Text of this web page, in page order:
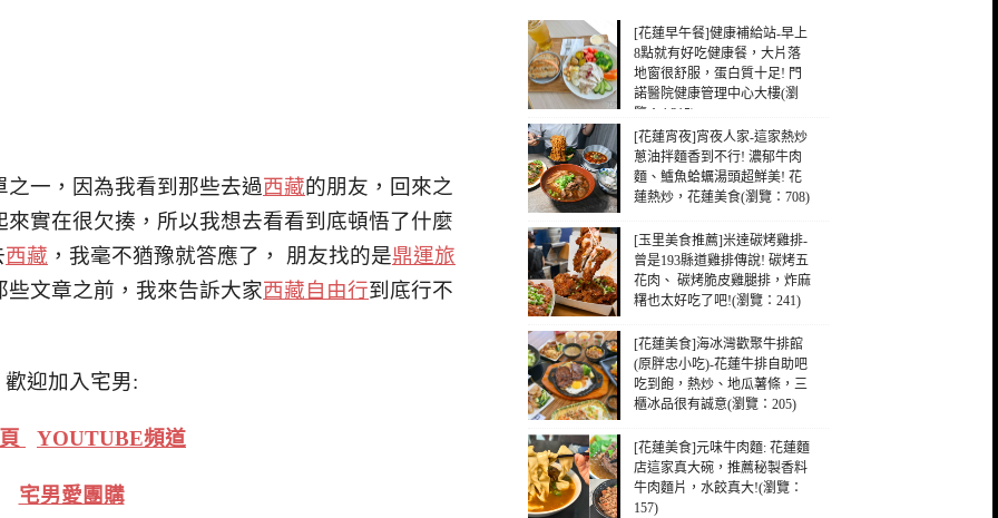
之一，因為我看到那些去過西藏的朋友，回來之
實在很欠揍，所以我想去看看到底頓悟了什麼
西藏 ，我毫不猶豫就答應了， 朋友找的是鼎運旅
些文章之前，我來告訴大家西藏自由行到底行不
歡迎加入宅男:
YOUTUBE頻道
宅男愛團購
[花蓮早午餐]健康補給站-早上
8點就有好吃健康餐，大片落
地窗很舒服，蛋白質十足! 門
諾醫院健康管理中心大樓(瀏
覽：4,315)
[花蓮宵夜]宵夜人家-這家熱炒
蔥油拌麵香到不行! 濃郁牛肉
麵、鱸魚蛤蠣湯頭超鮮美! 花
蓮熱炒，花蓮美食(瀏覽：708)
[玉里美食推薦]米達碳烤雞排-
曾是193縣道雞排傳說! 碳烤五
花肉、 碳烤脆皮雞腿排，炸麻
糬也太好吃了吧!(瀏覽：241)
[花蓮美食]海冰灣歡聚牛排館
(原胖忠小吃)-花蓮牛排自助吧
吃到飽，熱炒、地瓜薯條，三
櫃冰品很有誠意(瀏覽：205)
[花蓮美食]元味牛肉麵: 花蓮麵
店這家真大碗，推薦秘製香料
牛肉麵片，水餃真大!(瀏覽：
157)